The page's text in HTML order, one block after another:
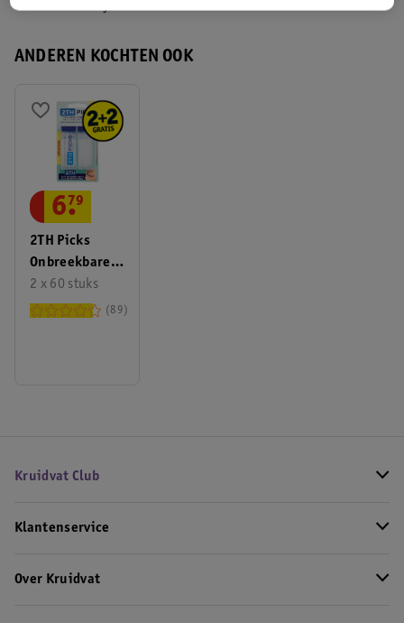
Hoe controleren wij de reviews?
ANDEREN KOCHTEN OOK
2TH Picks
Onbreekbare
Tandenstokers
Met Unieke
2 x 60 stuks
6.
79
89
Kruidvat Club
Klantenservice
Over Kruidvat